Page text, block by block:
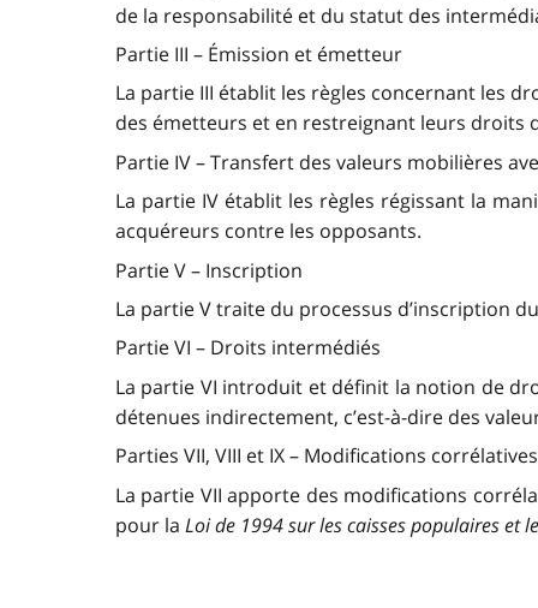
de la responsabilité et du statut des
Partie III – Émission et émetteur
La partie III établit les règles concernant les
des émetteurs et en restreignant leurs droits
Partie IV – Transfert des valeurs mobilières
La partie IV établit les règles régissant la
acquéreurs contre les opposants.
Partie V – Inscription
La partie V traite du processus d’inscription
Partie VI – Droits intermédiés
La partie VI introduit et définit la notion de
détenues indirectement, c’est-à-dire des
Parties VII, VIII et IX – Modifications
La partie VII apporte des modifications
pour la Loi de 1994 sur les caisses populaires et